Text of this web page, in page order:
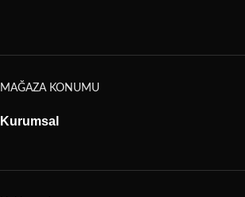
MAĞAZA KONUMU
Kurumsal